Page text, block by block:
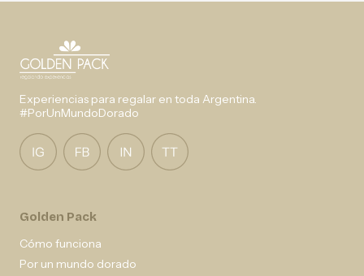
Experiencias para regalar en toda Argentina.
#PorUnMundoDorado
Golden Pack
Cómo funciona
Por un mundo dorado